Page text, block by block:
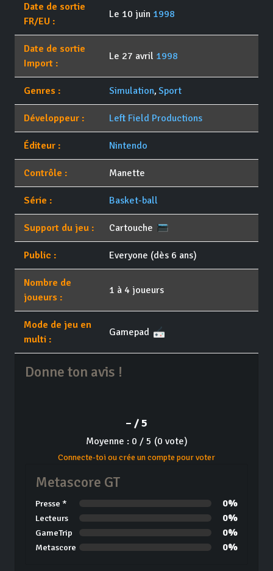
Date de sortie
FR/EU :
Le 10 juin 1998
Date de sortie
Import :
Le 27 avril 1998
Genres : Simulation, Sport
Développeur : Left Field Productions
Éditeur : Nintendo
Contrôle : Manette
Série : Basket-ball
Support du jeu : Cartouche
Public : Everyone (dès 6 ans)
Nombre de
joueurs :
1 à 4 joueurs
Mode de jeu en
multi :
Gamepad
Donne ton avis !
– / 5
Moyenne : 0 / 5 (0 vote)
Connecte-toi ou crée un compte pour voter
Metascore GT
Presse * 0%
Lecteurs 0%
GameTrip 0%
Metascore 0%